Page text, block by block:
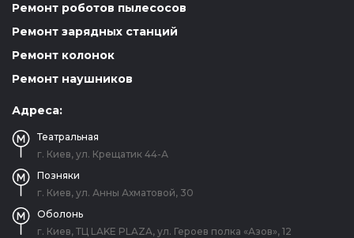
Ремонт роботов пылесосов
Ремонт зарядных станций
Ремонт колонок
Ремонт наушников
Адреса:
Театральная
г. Киев, ул. Крещатик 44-А
Позняки
г. Киев, ул. Анны Ахматовой, 30
Оболонь
г. Киев, ТЦ LAKE PLAZA, ул. Героев полка «Азов», 12